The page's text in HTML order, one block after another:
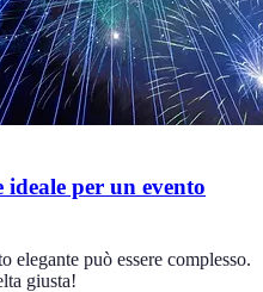
ideale per un evento
elegante può essere complesso.
giusta!